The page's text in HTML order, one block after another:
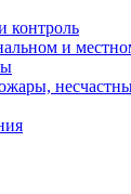
контроль
и